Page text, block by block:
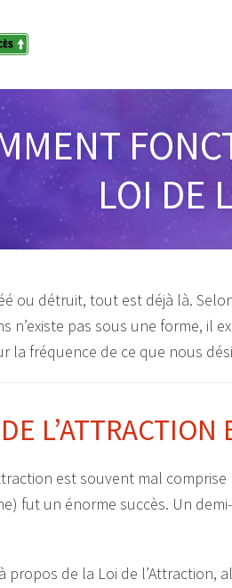
LOI DE
ou détruit, tout est déjà là.
n’existe pas sous une forme, il
la fréquence de ce que nous
est souvent mal
fut un énorme succès. Un
propos de la Loi de l’Attraction,